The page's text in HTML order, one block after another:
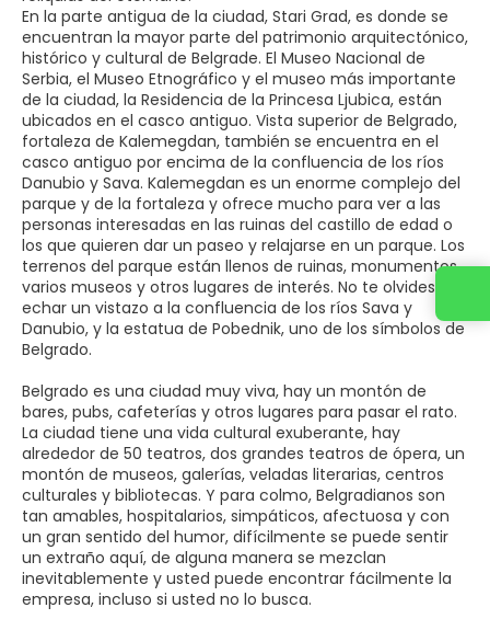
En la parte antigua de la ciudad, Stari Grad, es donde se
encuentran la mayor parte del patrimonio arquitectónico,
histórico y cultural de Belgrade. El Museo Nacional de
Serbia, el Museo Etnográfico y el museo más importante
de la ciudad, la Residencia de la Princesa Ljubica, están
ubicados en el casco antiguo. Vista superior de Belgrado,
fortaleza de Kalemegdan, también se encuentra en el
casco antiguo por encima de la confluencia de los ríos
Danubio y Sava. Kalemegdan es un enorme complejo del
parque y de la fortaleza y ofrece mucho para ver a las
personas interesadas en las ruinas del castillo de edad o
los que quieren dar un paseo y relajarse en un parque. Los
terrenos del parque están llenos de ruinas, monumentos,
varios museos y otros lugares de interés. No te olvides de
echar un vistazo a la confluencia de los ríos Sava y
Danubio, y la estatua de Pobednik, uno de los símbolos de
Belgrado.
Belgrado es una ciudad muy viva, hay un montón de
bares, pubs, cafeterías y otros lugares para pasar el rato.
La ciudad tiene una vida cultural exuberante, hay
alrededor de 50 teatros, dos grandes teatros de ópera, un
montón de museos, galerías, veladas literarias, centros
culturales y bibliotecas. Y para colmo, Belgradianos son
tan amables, hospitalarios, simpáticos, afectuosa y con
un gran sentido del humor, difícilmente se puede sentir
un extraño aquí, de alguna manera se mezclan
inevitablemente y usted puede encontrar fácilmente la